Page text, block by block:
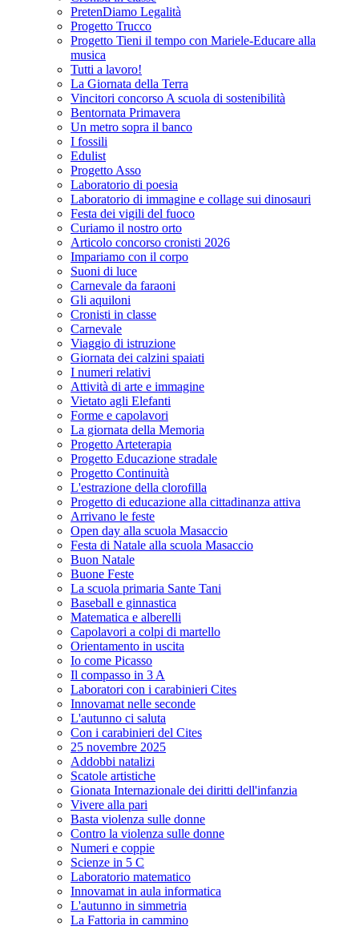
PretenDiamo Legalità
Progetto Trucco
Progetto Tieni il tempo con Mariele-Educare alla
musica
Tutti a lavoro!
La Giornata della Terra
Vincitori concorso A scuola di sostenibilità
Bentornata Primavera
Un metro sopra il banco
I fossili
Edulist
Progetto Asso
Laboratorio di poesia
Laboratorio di immagine e collage sui dinosauri
Festa dei vigili del fuoco
Curiamo il nostro orto
Articolo concorso cronisti 2026
Impariamo con il corpo
Suoni di luce
Carnevale da faraoni
Gli aquiloni
Cronisti in classe
Carnevale
Viaggio di istruzione
Giornata dei calzini spaiati
I numeri relativi
Attività di arte e immagine
Vietato agli Elefanti
Forme e capolavori
La giornata della Memoria
Progetto Arteterapia
Progetto Educazione stradale
Progetto Continuità
L'estrazione della clorofilla
Progetto di educazione alla cittadinanza attiva
Arrivano le feste
Open day alla scuola Masaccio
Festa di Natale alla scuola Masaccio
Buon Natale
Buone Feste
La scuola primaria Sante Tani
Baseball e ginnastica
Matematica e alberelli
Capolavori a colpi di martello
Orientamento in uscita
Io come Picasso
Il compasso in 3 A
Laboratori con i carabinieri Cites
Innovamat nelle seconde
L'autunno ci saluta
Con i carabinieri del Cites
25 novembre 2025
Addobbi natalizi
Scatole artistiche
Gionata Internazionale dei diritti dell'infanzia
Vivere alla pari
Basta violenza sulle donne
Contro la violenza sulle donne
Numeri e coppie
Scienze in 5 C
Laboratorio matematico
Innovamat in aula informatica
L'autunno in simmetria
La Fattoria in cammino